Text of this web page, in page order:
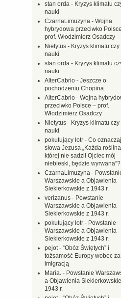
stan orda - Kryzys klimatu
nauki
CzarnaLimuzyna - Wojna
hybrydowa przeciwko
prof. Włodzimierz Osadczy
Nietytus - Kryzys klimatu czy
nauki
stan orda - Kryzys klimatu
nauki
AlterCabrio - Jeszcze o
pochodzeniu Chopina
AlterCabrio - Wojna
przeciwko Polsce – prof.
Włodzimierz Osadczy
Nietytus - Kryzys klimatu czy
nauki
pokutujący łotr - Co
słowa Jezusa „Każda
której nie sadził Ojciec mój
niebieski, będzie wyrwana”?
CzarnaLimuzyna -
Warszawskie a Objawienia
Siekierkowskie z 1943 r.
verizanus - Powstanie
Warszawskie a Objawienia
Siekierkowskie z 1943 r.
pokutujący łotr - Powstanie
Warszawskie a Objawienia
Siekierkowskie z 1943 r.
pejot- “Obóz Świętych” i
tożsamość Europy wobec
imigracją
Maria. - Powstanie
a Objawienia
1943 r.